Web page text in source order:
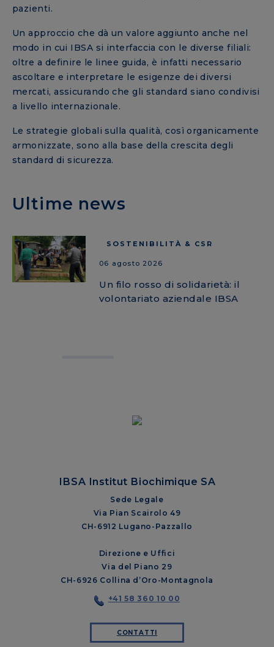
pazienti.
Un approccio che dà un valore aggiunto anche nel
modo in cui IBSA si interfaccia con le diverse filiali:
oltre a definire le linee guida, è infatti necessario
ascoltare e interpretare le esigenze dei diversi
mercati, assicurando che gli standard siano condivisi
a livello internazionale.
Le strategie globali sulla qualità, così organicamente
armonizzate, sono alla base della crescita degli
standard di sicurezza.
Ultime news
SOSTENIBILITÀ & CSR
06 agosto 2026
Un filo rosso di solidarietà: il
volontariato aziendale IBSA
IBSA Institut Biochimique SA
Sede Legale
Via Pian Scairolo 49
CH-6912 Lugano-Pazzallo
Direzione e Uffici
Via del Piano 29
CH-6926 Collina d’Oro-Montagnola
+41 58 360 10 00
CONTATTI